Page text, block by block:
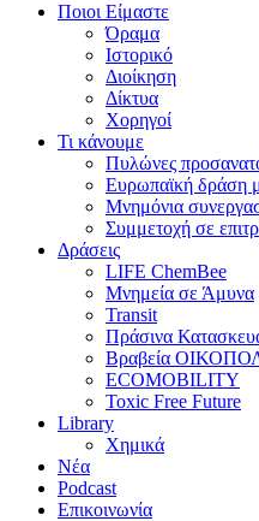
Ποιοι Είμαστε
Όραμα
Ιστορικό
Διοίκηση
Δίκτυα
Χορηγοί
Τι κάνουμε
Πυλώνες
Ευρωπαϊκή δράση
Μνημόνια
Συμμετοχή σε
Δράσεις
LIFE ChemBee
Μνημεία σε Άμυνα
Transit
Πράσινα
Βραβεία
ECOMOBILITY
Toxic Free Future
Library
Χημικά
Νέα
Podcast
Επικοινωνία